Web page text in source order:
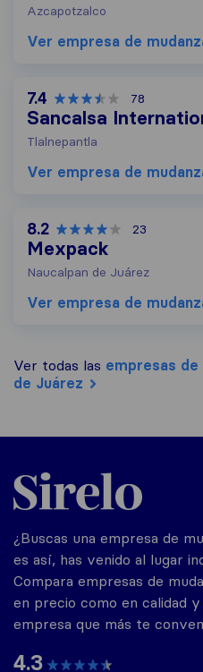
Azcapotzalco
Ver empresa de
7.4 78
Sancalsa
Tlalnepantla
Ver empresa de
8.2 23
Mexpack
Naucalpan de Juárez
Ver empresa de
Ver todas las empresas de
de Juárez
Mexico
¿Buscas una empresa de
es así, has venido al lugar
Compara empresas de
en precio como en calidad y
empresa que más te
4.3